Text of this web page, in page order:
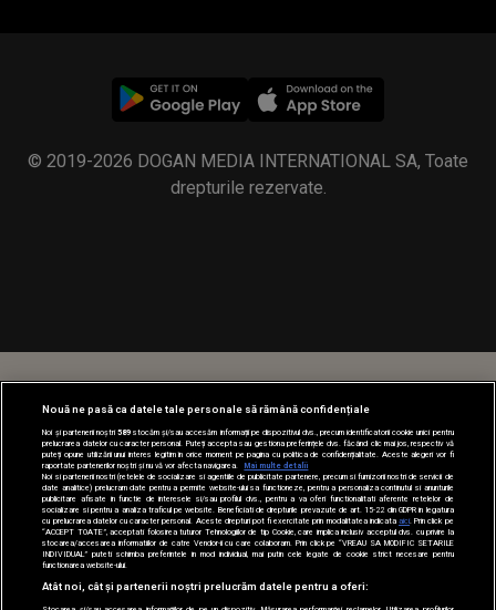
© 2019-2026 DOGAN MEDIA INTERNATIONAL SA, Toate
drepturile rezervate.
Nouă ne pasă ca datele tale personale să rămână confidențiale
Noi și partenerii noștri589stocăm și/sau accesăm informații pe dispozitivul dvs., precum identificatorii cookie unici pentru
prelucrarea datelor cu caracter personal. Puteți accepta sau gestiona preferințele dvs. făcând clic mai jos, respectiv vă
puteți opune utilizării unui interes legitim în orice moment pe pagina cu politica de confidențialitate. Aceste alegeri vor fi
raportate partenerilor noștri și nu vă vor afecta navigarea.
Mai multe detalii
Noi si partenerii nostri (retelele de socializare si agentiile de publicitate partenere, precum si furnizorii nostri de servicii de
date analitice) prelucram date pentru a permite website-ului sa functioneze, pentru a personaliza continutul si anunturile
publicitare afisate in functie de interesele si/sau profilul dvs., pentru a va oferi functionalitati aferente retelelor de
socializare si pentru a analiza traficul pe website. Beneficiati de drepturile prevazute de art. 15-22 din GDPR in legatura
cu prelucrarea datelor cu caracter personal. Aceste drepturi pot fi exercitate prin modalitatea indicataaici . Prin click pe
“ACCEPT TOATE”, acceptati folosirea tuturor Tehnologiilor de tip Cookie, care implica inclusiv acceptul dvs. cu privire la
stocarea/accesarea informatiilor de catre Vendor-ii cu care colaboram. Prin click pe “VREAU SA MODIFIC SETARILE
INDIVIDUAL” puteti schimba preferintele in mod individual, mai putin cele legate de cookie strict necesare pentru
functionarea website-ului.
Atât noi, cât și partenerii noștri prelucrăm datele pentru a oferi: